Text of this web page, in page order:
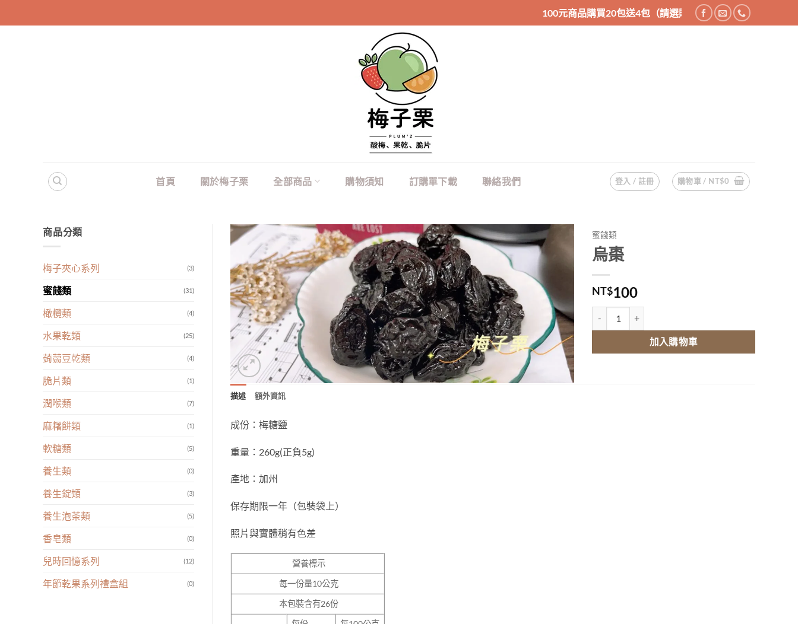
100元商品購買20包送4包（請選購24件商品），200元商品購買10包送2包（
首頁 關於梅子栗 全部商品 購物須知 訂購單下載 聯絡我們 登入 / 註冊 購物車 / NT$0
商品分類
梅子夾心系列 (3)
蜜餞類 (31)
橄欖類 (4)
水果乾類 (25)
蒟蒻豆乾類 (4)
脆片類 (1)
潤喉類 (7)
麻糬餅類 (1)
軟糖類 (5)
養生類 (0)
養生錠類 (3)
養生泡茶類 (5)
香皂類 (0)
兒時回憶系列 (12)
年節乾果系列禮盒組 (0)
蜜餞類
烏棗
NT$100
加入購物車
描述 額外資訊
成份：梅糖鹽
重量：260g(正負5g)
產地：加州
保存期限一年（包裝袋上）
照片與實體稍有色差
營養標示
每一份量10公克
本包裝含有26份